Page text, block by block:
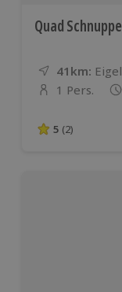
Quad
41km:
Anzahl der
1 Pers.
5 von 5
5 (2)